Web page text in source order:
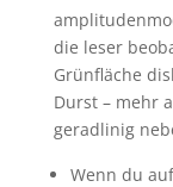
die leser
Grünfläche
Durst – mehr
geradlinig
Wenn du